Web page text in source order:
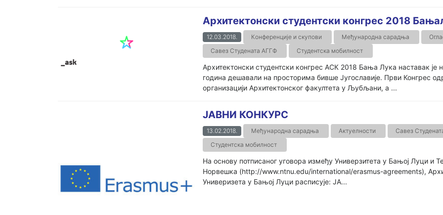
Архитектонски студентски конгрес 2018
12.03.2018. Конференције и скупови Међународна сарадња
Савез Студената АГГФ
Студентска мобилност
Архитектонски студентски конгрес АСК 2018 Бања Лука наставак је
година дешавали на просторима бивше Југославије. Први Конгрес
организацији Архитектонског факултета у Љубљани, а ...
ЈАВНИ КОНКУРС
13.02.2018. Међународна сарадња Актуелности Савез
Студентска мобилност
На основу потписаног уговора између Универзитета у Бањој Луци и
Норвешка (http://www.ntnu.edu/international/erasmus-agreements),
Универизета у Бањој Луци расписује: ЈА...